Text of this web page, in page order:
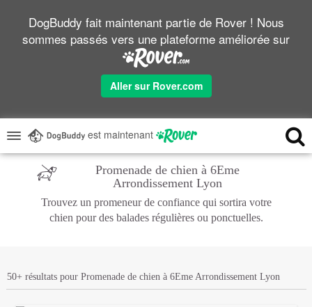
DogBuddy fait maintenant partie de Rover ! Nous
sommes passés vers une plateforme améliorée sur
Aller sur Rover.com
est maintenant
Promenade de chien à 6Eme
Arrondissement Lyon
Trouvez un promeneur de confiance qui sortira votre
chien pour des balades régulières ou ponctuelles.
50+ résultats pour Promenade de chien à 6Eme Arrondissement Lyon